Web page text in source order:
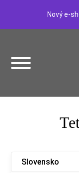
Nový e-
Slovensko